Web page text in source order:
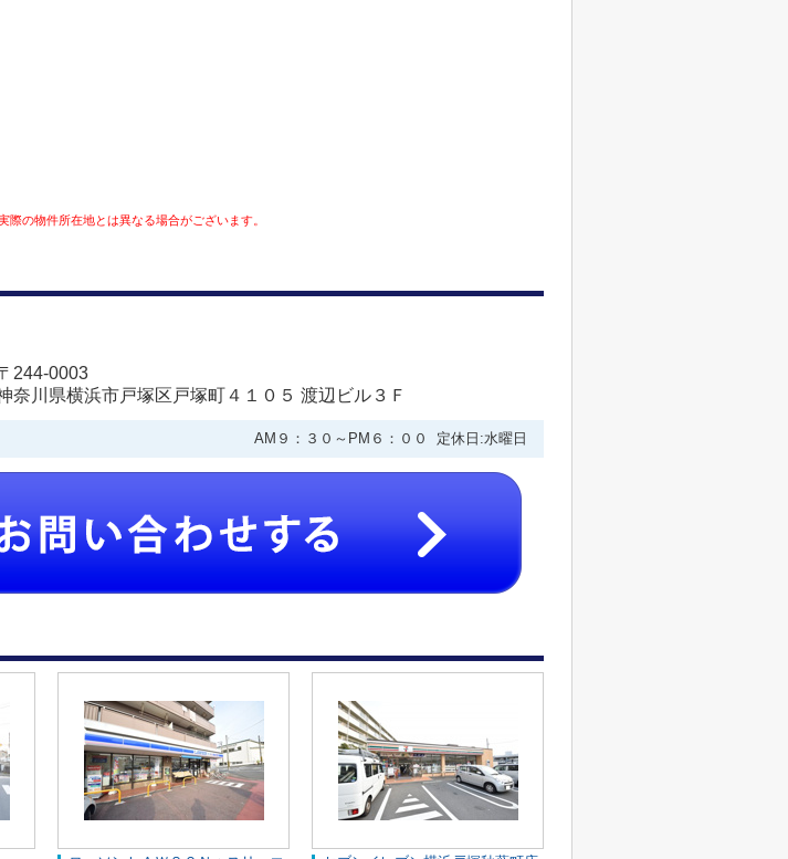
の物件所在地とは異なる場合がございます。
244-0003
奈川県横浜市戸塚区戸塚町４１０５ 渡辺ビル３Ｆ
AM９：３０～PM６：００ 定休日:水曜日